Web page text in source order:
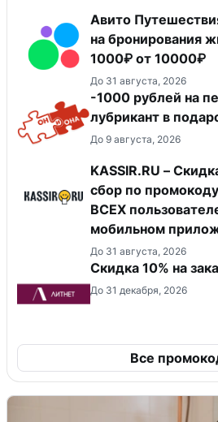
Авито
на бронирования
1000₽ от 10000₽
До 31 августа, 2026
-1000 рублей на
лубрикант в
До 9 августа, 2026
KASSIR.RU –
сбор по
ВСЕХ
мобильном
До 31 августа, 2026
Скидка 10% на
До 31 декабря, 2026
Все